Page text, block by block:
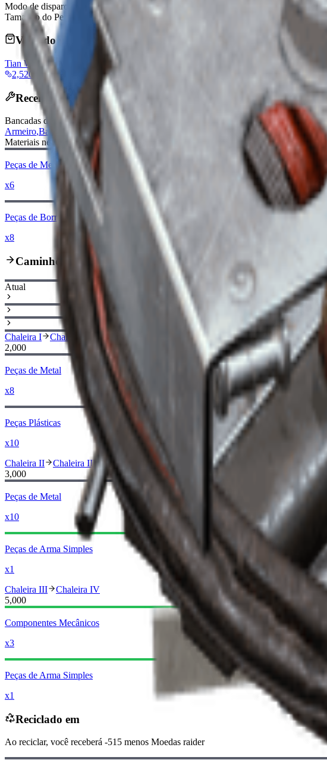
Modo de disparo
Semi-Automatic
Tamanho do Pente
Vendido por Comerciantes
Tian Wen
2,520 Coins
Receita de fabricação
Bancadas de fabricação
Armeiro,Bancada
Materiais necessários:
Peças de Metal
x6
Peças de Borracha
x8
Caminho de Aprimoramento
Atual
Chaleira I
Chaleira II
2,000
Peças de Metal
x8
Peças Plásticas
x10
Chaleira II
Chaleira III
3,000
Peças de Metal
x10
Peças de Arma Simples
x1
Chaleira III
Chaleira IV
5,000
Componentes Mecânicos
x3
Peças de Arma Simples
x1
Reciclado em
Ao reciclar, você receberá -515 menos Moedas raider